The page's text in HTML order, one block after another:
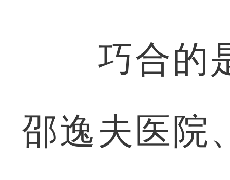
巧合的是
邵逸夫医院